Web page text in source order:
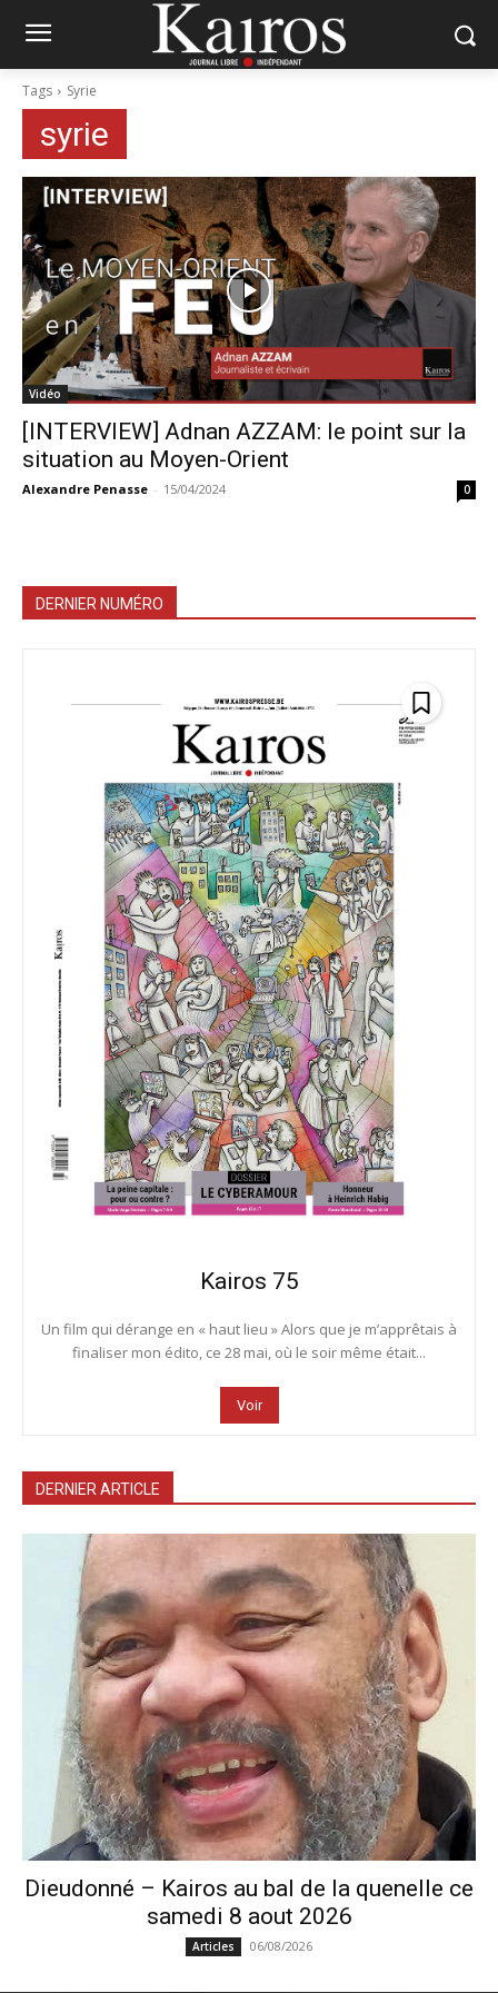
Tags Syrie
syrie
Vidéo
[INTERVIEW] Adnan AZZAM: le point sur la
situation au Moyen-Orient
Alexandre Penasse - 15/04/2024 0
DERNIER NUMÉRO
Kairos 75
Un film qui dérange en « haut lieu » Alors que je m’apprêtais à
finaliser mon édito, ce 28 mai, où le soir même était...
Voir
DERNIER ARTICLE
Dieudonné – Kairos au bal de la quenelle ce
samedi 8 aout 2026
Articles 06/08/2026